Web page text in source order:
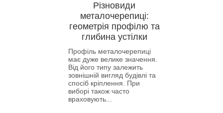
Різновиди
металочерепиці:
геометрія профілю та
глибина устілки
Профіль металочерепиці
має дуже велике значення.
Від його типу залежить
зовнішній вигляд будівлі та
спосіб кріплення. При
виборі також часто
враховують...